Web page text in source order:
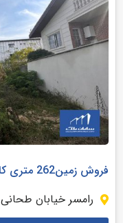
فروش زمین262 متری کاربری مسکونی رامسر کد 2020038
رامسر خیابان طحانی